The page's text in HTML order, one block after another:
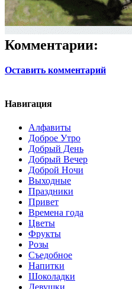
Комментарии:
Оставить комментарий
Навигация
Алфавиты
Доброе Утро
Добрый День
Добрый Вечер
Доброй Ночи
Выходные
Праздники
Привет
Времена года
Цветы
Фрукты
Розы
Съедобное
Напитки
Шоколадки
Девушки